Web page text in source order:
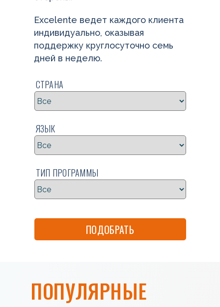
Excelente ведет каждого клиента
индивидуально, оказывая
поддержку круглосуточно семь
дней в неделю.
СТРАНА
ЯЗЫК
ТИП ПРОГРАММЫ
ПОДОБРАТЬ
ПОПУЛЯРНЫЕ